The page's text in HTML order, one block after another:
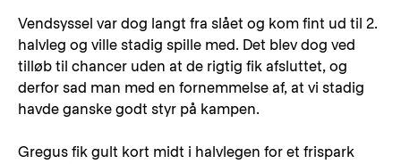
Vendsyssel var dog langt fra slået og kom fint ud til 2.
halvleg og ville stadig spille med. Det blev dog ved
tilløb til chancer uden at de rigtig fik afsluttet, og
derfor sad man med en fornemmelse af, at vi stadig
havde ganske godt styr på kampen.
Gregus fik gult kort midt i halvlegen for et frispark